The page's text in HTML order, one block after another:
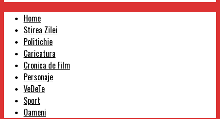
Home
Stirea Zilei
Politichie
Caricatura
Cronica de Film
Personaje
VeDeTe
Sport
Oameni